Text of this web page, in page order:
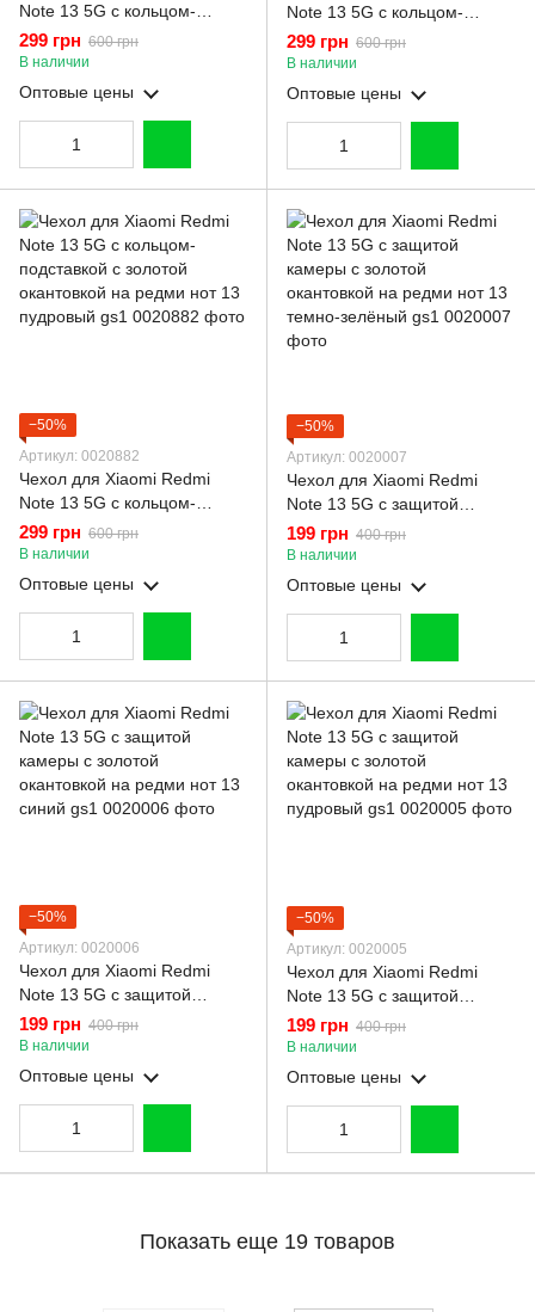
Note 13 5G с кольцом-
подставкой с золотой
окантовкой на редми нот 13
темно-зелёный gs1
299 грн 600 грн
В наличии
Оптовые цены
Note 13 5G с кольцом-
подставкой с золотой
окантовкой на редми нот 13
синий gs1
299 грн 600 грн
В наличии
Оптовые цены
−50%
Артикул: 0020882
Чехол для Xiaomi Redmi
Note 13 5G с кольцом-
подставкой с золотой
окантовкой на редми нот 13
пудровый gs1
299 грн 600 грн
В наличии
Оптовые цены
−50%
Артикул: 0020007
Чехол для Xiaomi Redmi
Note 13 5G с защитой
камеры с золотой
окантовкой на редми нот 13
темно-зелёный gs1
199 грн 400 грн
В наличии
Оптовые цены
−50%
Артикул: 0020006
Чехол для Xiaomi Redmi
Note 13 5G с защитой
камеры с золотой
окантовкой на редми нот 13
синий gs1
199 грн 400 грн
В наличии
Оптовые цены
−50%
Артикул: 0020005
Чехол для Xiaomi Redmi
Note 13 5G с защитой
камеры с золотой
окантовкой на редми нот 13
пудровый gs1
199 грн 400 грн
В наличии
Оптовые цены
Показать еще 19 товаров